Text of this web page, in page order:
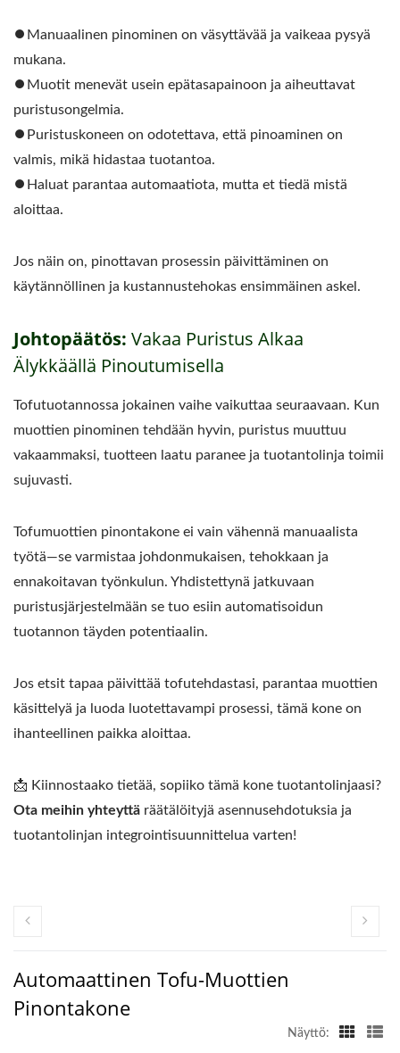
⏺︎Manuaalinen pinominen on väsyttävää ja vaikeaa pysyä
mukana.
⏺︎Muotit menevät usein epätasapainoon ja aiheuttavat
puristusongelmia.
⏺︎Puristuskoneen on odotettava, että pinoaminen on
valmis, mikä hidastaa tuotantoa.
⏺︎Haluat parantaa automaatiota, mutta et tiedä mistä
aloittaa.
Jos näin on, pinottavan prosessin päivittäminen on
käytännöllinen ja kustannustehokas ensimmäinen askel.
Johtopäätös: Vakaa Puristus Alkaa
Älykkäällä Pinoutumisella
Tofutuotannossa jokainen vaihe vaikuttaa seuraavaan. Kun
muottien pinominen tehdään hyvin, puristus muuttuu
vakaammaksi, tuotteen laatu paranee ja tuotantolinja toimii
sujuvasti.
Tofumuottien pinontakone ei vain vähennä manuaalista
työtä—se varmistaa johdonmukaisen, tehokkaan ja
ennakoitavan työnkulun. Yhdistettynä jatkuvaan
puristusjärjestelmään se tuo esiin automatisoidun
tuotannon täyden potentiaalin.
Jos etsit tapaa päivittää tofutehdastasi, parantaa muottien
käsittelyä ja luoda luotettavampi prosessi, tämä kone on
ihanteellinen paikka aloittaa.
📩 Kiinnostaako tietää, sopiiko tämä kone tuotantolinjaasi?
Ota meihin yhteyttä räätälöityjä asennusehdotuksia ja
tuotantolinjan integrointisuunnittelua varten!
Automaattinen Tofu-Muottien
Pinontakone
Näyttö: